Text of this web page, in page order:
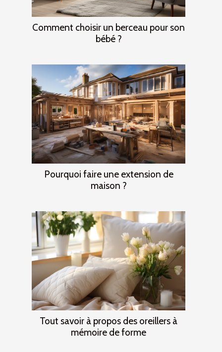
Comment choisir un berceau pour son
bébé ?
Pourquoi faire une extension de
maison ?
Tout savoir à propos des oreillers à
mémoire de forme